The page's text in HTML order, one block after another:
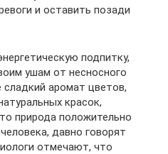
и оставить позади
подпитку,
ушам от несносного
сладкий аромат цветов,
красок,
природа положительно
давно говорят
отмечают, что